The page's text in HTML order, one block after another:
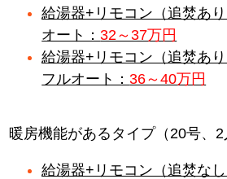
給湯器+リモコン（追焚あり
オート：32～37万円
給湯器+リモコン（追焚あり
フルオート：36～40万円
暖房機能があるタイプ（20号、2
給湯器+リモコン（追焚な